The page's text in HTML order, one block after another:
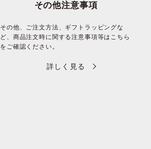
その他注意事項
その他、ご注文方法、ギフトラッピングな
ど、商品注文時に関する注意事項等はこちら
をご確認ください。
詳しく見る